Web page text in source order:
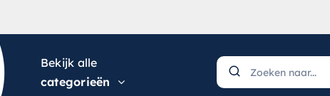
Bekijk alle
categorieën